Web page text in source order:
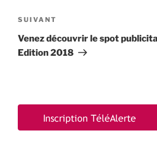
Article
suivant
SUIVANT
Venez découvrir le spot
Edition 2018